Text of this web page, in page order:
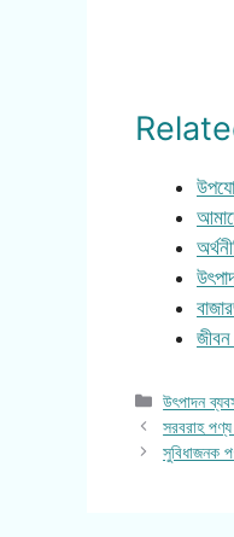
জীবন
উৎপাদন
সরবরাহ
সুবিধাজনক